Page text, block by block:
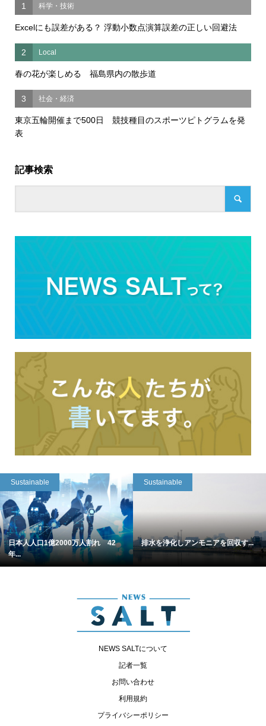
1 科学・技術
Excelにも誤差がある？ 浮動小数点演算誤差の正しい回避法
2 Local
春の花が楽しめる 福島県内の散歩道
3 社会・経済
東京五輪開催まで500日 競技種目のスポーツピトグラムを発
表
記事検索
Sustainable
日本人人口1億2000万人割れ 42
年...
Sustainable
排水を浄化しアンモニアを回収す...
NEWS SALTについて
記者一覧
お問い合わせ
利用規約
プライバシーポリシー